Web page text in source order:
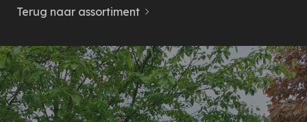
Terug naar assortiment